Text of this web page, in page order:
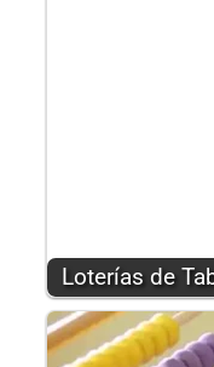
Loterías de